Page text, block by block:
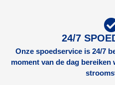
24/7
Onze spoedservice is 24/7
moment van de dag bereiken